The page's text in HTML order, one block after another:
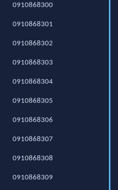
0910868300
0910868301
0910868302
0910868303
0910868304
0910868305
0910868306
0910868307
0910868308
0910868309